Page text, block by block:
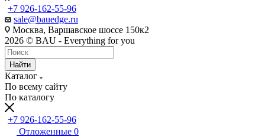
+7 926-162-55-96
sale@bauedge.ru
Москва, Варшавское шоссе 150к2
2026 © BAU - Everything for you
Найти
Каталог
По всему сайту
По каталогу
+7 926-162-55-96
Отложенные 0